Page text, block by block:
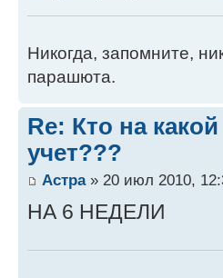
Никогда, запомните,
парашюта.
Re: Кто на
учет???
Астра» 20 июл 2010,
НА 6 НЕДЕЛИ